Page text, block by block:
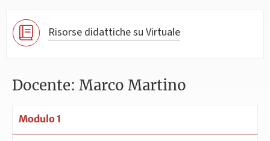
Risorse didattiche su Virtuale
Docente: Marco Martino
Modulo 1